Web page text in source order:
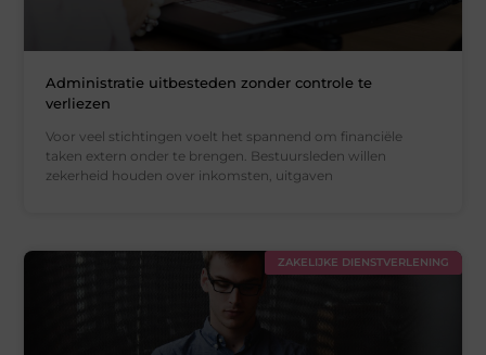
Administratie uitbesteden zonder controle te
verliezen
Voor veel stichtingen voelt het spannend om financiële
taken extern onder te brengen. Bestuursleden willen
zekerheid houden over inkomsten, uitgaven
ZAKELIJKE DIENSTVERLENING